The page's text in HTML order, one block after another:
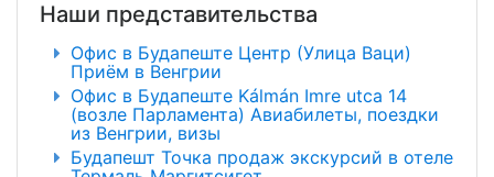
Наши представительства
Офис в Будапеште Центр (Улица Ваци)
Приём в Венгрии
Офис в Будапеште Kálmán Imre utca 14
(возле Парламента) Авиабилеты, поездки
из Венгрии, визы
Будапешт Точка продаж экскурсий в отеле